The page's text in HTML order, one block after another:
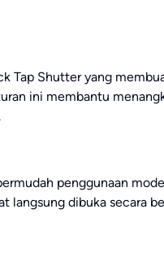
Tap Shutter yang
ini membantu
penggunaan
langsung dibuka secara